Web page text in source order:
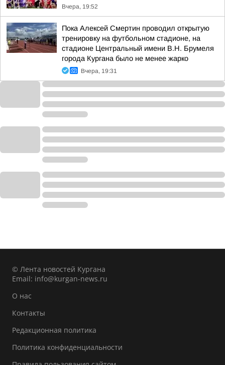
Вчера, 19:52
Пока Алексей Смертин проводил открытую
тренировку на футбольном стадионе, на
стадионе Центральный имени В.Н. Брумеля
города Кургана было не менее жарко
Вчера, 19:31
© Лента новостей Кургана
Email: info@kurgan-news.ru
О нас
Контакты
Редакционная политика
Политика конфиденциальности